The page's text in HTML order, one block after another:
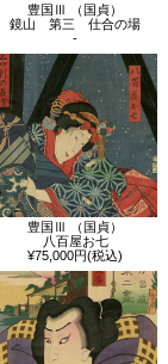
豊国Ⅲ （国貞）
鏡山 第三 仕合の場
-
豊国Ⅲ （国貞）
八百屋お七
¥75,000円(税込)